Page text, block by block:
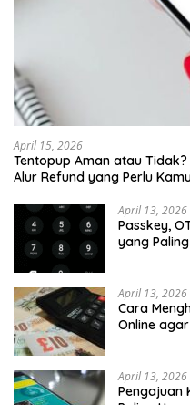
April 15, 2026
Tentopup Aman atau
Alur Refund yang Perlu
April 13, 2026
Passkey,
yang
April 13, 2026
Cara
Online
April 13, 2026
Pengajuan